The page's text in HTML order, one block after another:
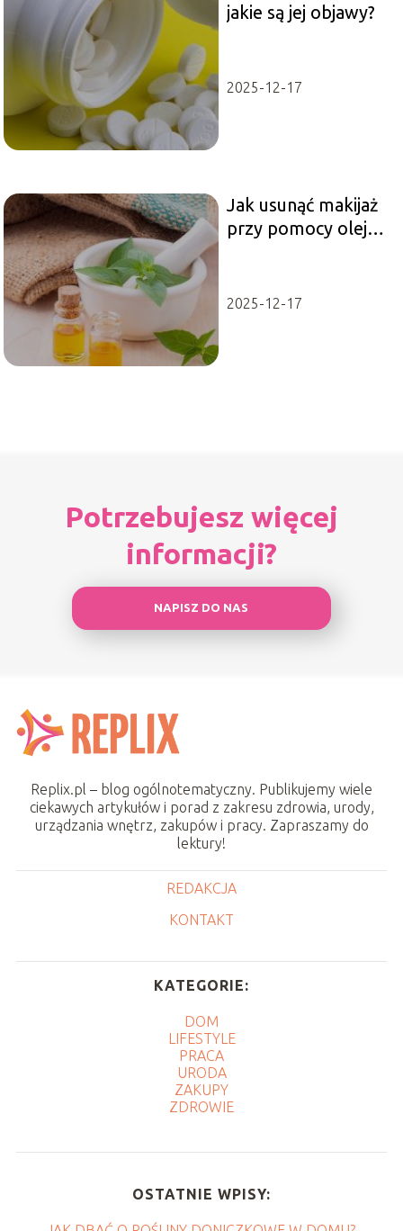
jakie są jej objawy?
2025-12-17
Jak usunąć makijaż
przy pomocy olejku
2025-12-17
Potrzebujesz więcej
informacji?
NAPISZ DO NAS
Replix.pl – blog ogólnotematyczny. Publikujemy wiele
ciekawych artykułów i porad z zakresu zdrowia, urody,
urządzania wnętrz, zakupów i pracy. Zapraszamy do
lektury!
REDAKCJA
KONTAKT
KATEGORIE:
DOM
LIFESTYLE
PRACA
URODA
ZAKUPY
ZDROWIE
OSTATNIE WPISY: